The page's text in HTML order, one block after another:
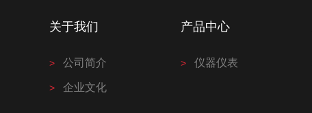
关于我们
公司简介
企业文化
产品中心
仪器仪表